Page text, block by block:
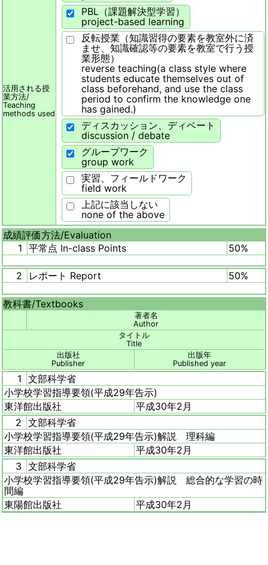
活用される授
業方法/
Teaching
methods used
PBL（課題解決型学習）
project-based learning
反転授業（知識習得の要素を教室外に済
ませ、知識確認等の要素を教室で行う授
業形態）
reverse teaching(a class style where
students educate themselves out of
class beforehand, and use the class
period to confirm the knowledge one
has gained.)
ディスカッション、ディベート
discussion / debate
グループワーク
group work
実習、フィールドワーク
field work
上記に該当しない
none of the above
成績評価方法/Evaluation
1 平常点 In-class Points 50%
2 レポート Report 50%
教科書/Textbooks
著者名
Author
タイトル
Title
出版社
Publisher
出版年
Published year
1 文部科学省
小学校学習指導要領(平成29年告示)
東洋館出版社
平成30年2月
2 文部科学省
小学校学習指導要領(平成29年告示)解説 理科編
東洋館出版社
平成30年2月
3 文部科学省
小学校学習指導要領(平成29年告示)解説 総合的な学習の時
間編
東陽館出版社
平成30年2月